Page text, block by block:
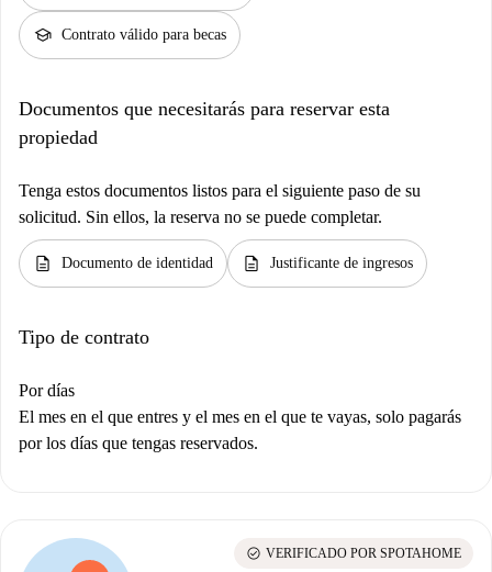
school Contrato válido para becas
Documentos que necesitarás para reservar esta
propiedad
Tenga estos documentos listos para el siguiente paso de su
solicitud. Sin ellos, la reserva no se puede completar.
description Documento de identidad description Justificante de ingresos
Tipo de contrato
Por días
El mes en el que entres y el mes en el que te vayas, solo pagarás
por los días que tengas reservados.
check_circle VERIFICADO POR SPOTAHOME